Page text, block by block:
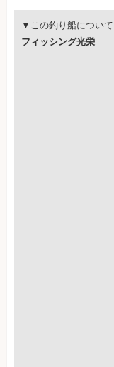
▼この釣り船について
フィッシング光栄